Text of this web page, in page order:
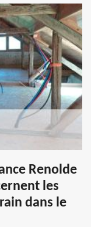
Renolde
les
dans le